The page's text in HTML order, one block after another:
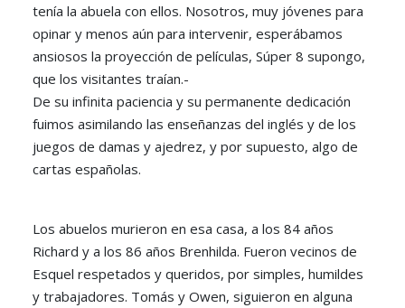
tenía la abuela con ellos. Nosotros, muy jóvenes para
opinar y menos aún para intervenir, esperábamos
ansiosos la proyección de películas, Súper 8 supongo,
que los visitantes traían.-
De su infinita paciencia y su permanente dedicación
fuimos asimilando las enseñanzas del inglés y de los
juegos de damas y ajedrez, y por supuesto, algo de
cartas españolas.
Los abuelos murieron en esa casa, a los 84 años
Richard y a los 86 años Brenhilda. Fueron vecinos de
Esquel respetados y queridos, por simples, humildes
y trabajadores. Tomás y Owen, siguieron en alguna